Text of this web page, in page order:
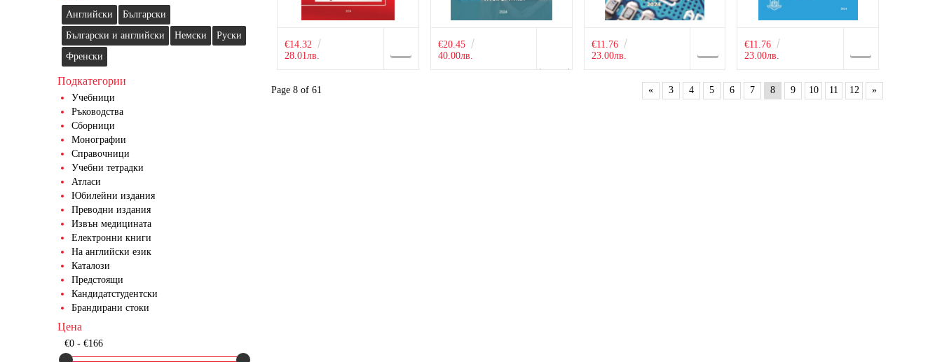
Английски
Български
Български и английски
Немски
Руски
Френски
Подкатегории
Учебници
Ръководства
Сборници
Монографии
Справочници
Учебни тетрадки
Атласи
Юбилейни издания
Преводни издания
Извън медицината
Електронни книги
На английски език
Каталози
Предстоящи
Кандидатстудентски
Брандирани стоки
Цена
€0 - €166
€14.32
28.01лв.
€20.45
40.00лв.
€11.76
23.00лв.
€11.76
23.00лв.
Page 8 of 61 « 3 4 5 6 7 8 9 10 11 12 »